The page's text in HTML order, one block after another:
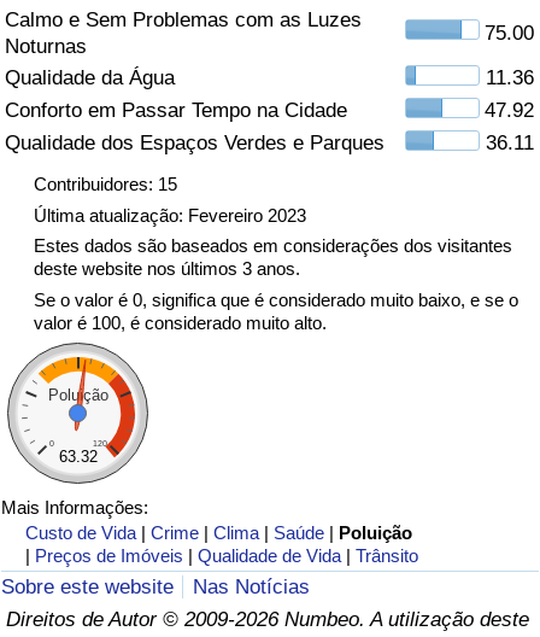
Calmo e Sem Problemas com as Luzes
Noturnas
75.00
Qualidade da Água
11.36
Conforto em Passar Tempo na Cidade
47.92
Qualidade dos Espaços Verdes e Parques
36.11
Contribuidores: 15
Última atualização: Fevereiro 2023
Estes dados são baseados em considerações dos visitantes
deste website nos últimos 3 anos.
Se o valor é 0, significa que é considerado muito baixo, e se o
valor é 100, é considerado muito alto.
Poluição
0 120
63.32
Mais Informações:
Custo de Vida |Crime |Clima | Saúde | Poluição
| Preços de Imóveis |Qualidade de Vida |Trânsito
Sobre este website
Nas Notícias
Direitos de Autor © 2009-2026 Numbeo. A utilização deste
Indicador de Poluição por País
Trânsito
Indicador de Trânsito
Indicador de Trânsito (Atual)
Indicador de Trânsito por País